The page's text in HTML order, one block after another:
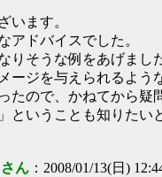
います。
アドバイスでした。
りそうな例をあげまし
ージを与えられるよう
たので、かねてから疑
ということも知りたい
ん ：2008/01/13(日)